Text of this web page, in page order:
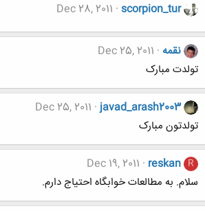
scorpion_tur
Dec 28, 2011
نقمه Dec 25, 2011
تولدت مبارک
javad_arash2003
Dec 25, 2011
تولدتون مبارک
R
reskan
Dec 19, 2011
سلام. به مطالعات خوابگاه احتیاج دارم.